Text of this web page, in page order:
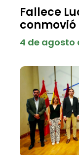
Fallece
4 de agosto